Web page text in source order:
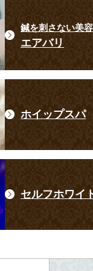
鍼を刺さない美
エアバリ
ホイップスパ
セルフホワイ